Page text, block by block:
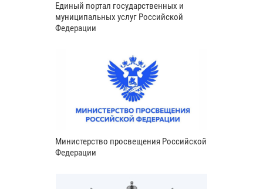
Единый портал государственных и
муниципальных услуг Российской
Федерации
Министерство просвещения Российской
Федерации